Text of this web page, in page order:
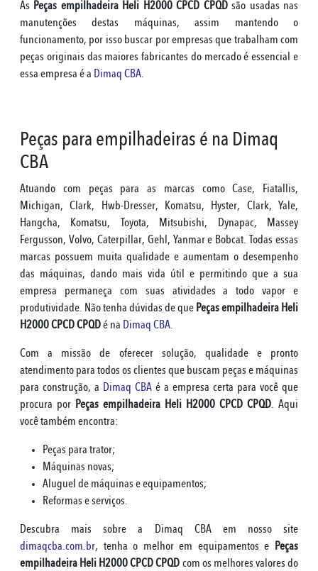
As Peças empilhadeira Heli H2000 CPCD CPQDsão usadas nas
manutenções destas máquinas, assim mantendo o
funcionamento, por isso buscar por empresas que trabalham com
peças originais das maiores fabricantes do mercado é essencial e
essa empresa é a Dimaq CBA.
Peças para empilhadeiras é na Dimaq
CBA
Atuando com peças para as marcas como Case, Fiatallis,
Michigan, Clark, Hwb-Dresser, Komatsu, Hyster, Clark, Yale,
Hangcha, Komatsu, Toyota, Mitsubishi, Dynapac, Massey
Fergusson, Volvo, Caterpillar, Gehl, Yanmar e Bobcat. Todas essas
marcas possuem muita qualidade e aumentam o desempenho
das máquinas, dando mais vida útil e permitindo que a sua
empresa permaneça com suas atividades a todo vapor e
produtividade. Não tenha dúvidas de que Peças empilhadeira Heli
H2000 CPCD CPQDé na Dimaq CBA.
Com a missão de oferecer solução, qualidade e pronto
atendimento para todos os clientes que buscam peças e máquinas
para construção, a Dimaq CBA é a empresa certa para você que
procura por Peças empilhadeira Heli H2000 CPCD CPQD. Aqui
você também encontra:
Peças para trator;
Máquinas novas;
Aluguel de máquinas e equipamentos;
Reformas e serviços.
Descubra mais sobre a Dimaq CBA em nosso site
dimaqcba.com.br, tenha o melhor em equipamentos e Peças
empilhadeira Heli H2000 CPCD CPQD com os melhores valores do